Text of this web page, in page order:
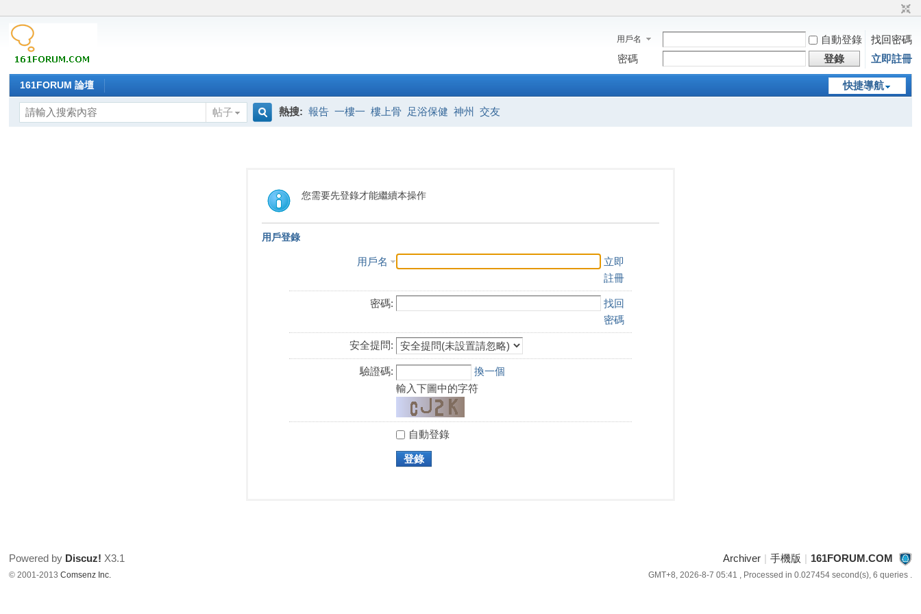
用戶名 自動登錄
找回密碼
密碼
登錄 立即註冊
快捷導航
161FORUM 論壇
帖子
熱搜: 報告 一樓一 樓上骨 足浴保健 神州 交友
您需要先登錄才能繼續本操作
用戶登錄
用戶名
立即
註冊
密碼:
找回
密碼
安全提問:
驗證碼:
換一個
輸入下圖中的字符
自動登錄
登錄
Archiver | 手機版 | 161FORUM.COM
GMT+8, 2026-8-7 05:41 , Processed in 0.027454 second(s), 6 queries .
Powered by Discuz! X3.1
© 2001-2013Comsenz Inc.